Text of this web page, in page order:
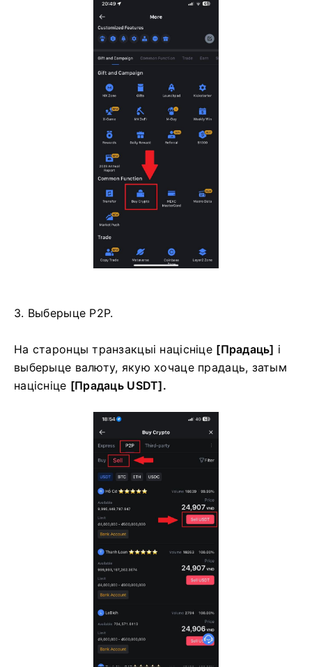
3. Выберыце P2P.
На старонцы транзакцыі націсніце [Прадаць] і
выберыце валюту, якую хочаце прадаць, затым
націсніце [Прадаць USDT].